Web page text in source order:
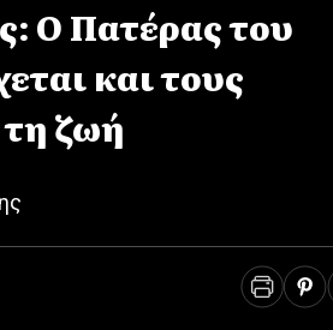
Ο Πατέρας του
και τους
ζωή